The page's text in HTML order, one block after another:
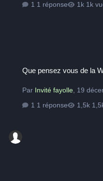
1 réponse 1k
Que pensez vous de la
Par Invité fayolle 19
1 réponse